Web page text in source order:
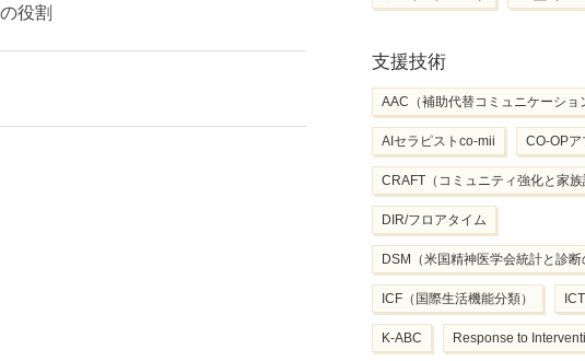
支援技術
AAC（補助代替コミュニケーショ
AIセラピストco-mii CO-OPア
CRAFT（コミュニティ強化と家族
DIR/フロアタイム
DSM（米国精神医学会統計と診断
ICF（国際生活機能分類）
K-ABC Response to
役割